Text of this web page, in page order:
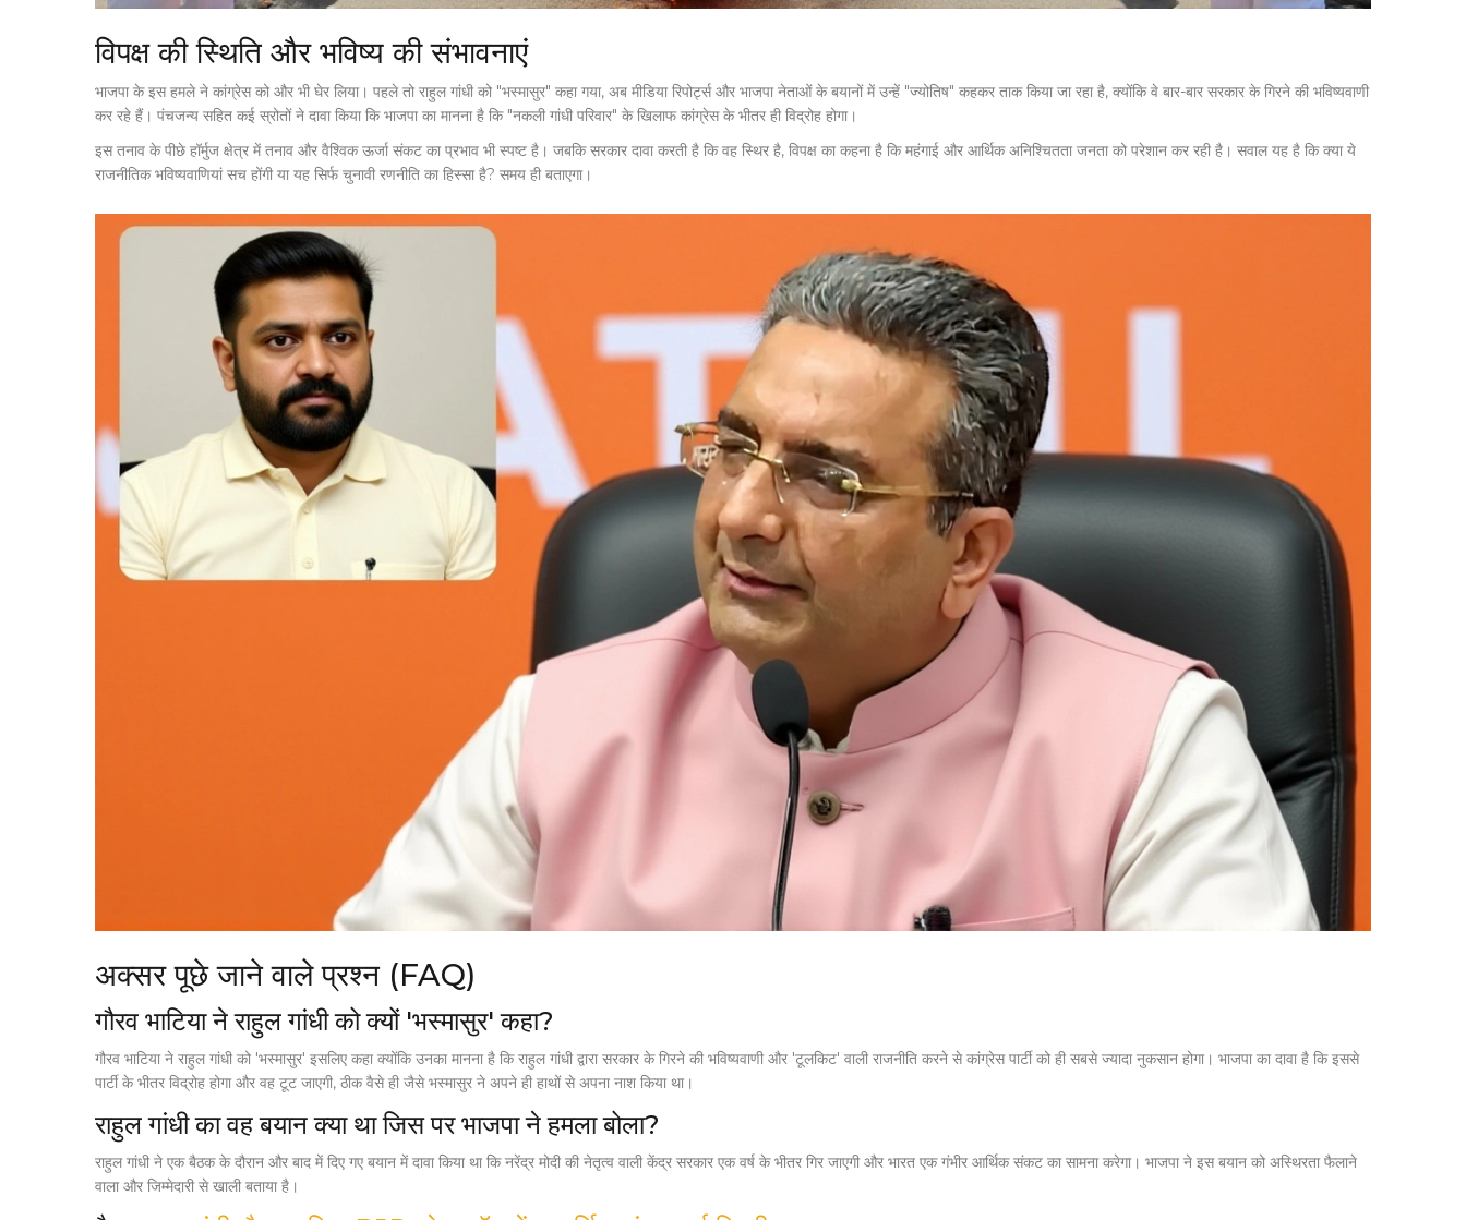
विपक्ष की स्थिति और भविष्य की संभावनाएं
भाजपा के इस हमले ने कांग्रेस को और भी घेर लिया। पहले तो राहुल गांधी को "भस्मासुर" कहा गया, अब मीडिया रिपोर्ट्स और भाजपा नेताओं के बयानों में उन्हें "ज्योतिष" कहकर ताक किया जा रहा है, क्योंकि वे बार-बार सरकार के गिरने की भविष्यवाणी
कर रहे हैं। पंचजन्य सहित कई स्रोतों ने दावा किया कि भाजपा का मानना है कि "नकली गांधी परिवार" के खिलाफ कांग्रेस के भीतर ही विद्रोह होगा।
इस तनाव के पीछे हॉर्मुज क्षेत्र में तनाव और वैश्विक ऊर्जा संकट का प्रभाव भी स्पष्ट है। जबकि सरकार दावा करती है कि वह स्थिर है, विपक्ष का कहना है कि महंगाई और आर्थिक अनिश्चितता जनता को परेशान कर रही है। सवाल यह है कि क्या ये
राजनीतिक भविष्यवाणियां सच होंगी या यह सिर्फ चुनावी रणनीति का हिस्सा है? समय ही बताएगा।
अक्सर पूछे जाने वाले प्रश्न (FAQ)
गौरव भाटिया ने राहुल गांधी को क्यों 'भस्मासुर' कहा?
गौरव भाटिया ने राहुल गांधी को 'भस्मासुर' इसलिए कहा क्योंकि उनका मानना है कि राहुल गांधी द्वारा सरकार के गिरने की भविष्यवाणी और 'टूलकिट' वाली राजनीति करने से कांग्रेस पार्टी को ही सबसे ज्यादा नुकसान होगा। भाजपा का दावा है कि इससे
पार्टी के भीतर विद्रोह होगा और वह टूट जाएगी, ठीक वैसे ही जैसे भस्मासुर ने अपने ही हाथों से अपना नाश किया था।
राहुल गांधी का वह बयान क्या था जिस पर भाजपा ने हमला बोला?
राहुल गांधी ने एक बैठक के दौरान और बाद में दिए गए बयान में दावा किया था कि नरेंद्र मोदी की नेतृत्व वाली केंद्र सरकार एक वर्ष के भीतर गिर जाएगी और भारत एक गंभीर आर्थिक संकट का सामना करेगा। भाजपा ने इस बयान को अस्थिरता फैलाने
वाला और जिम्मेदारी से खाली बताया है।